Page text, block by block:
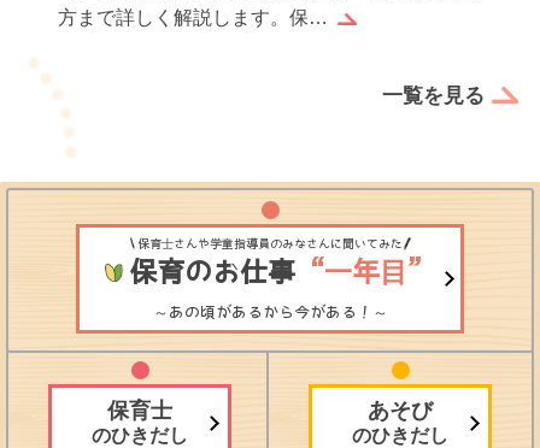
方まで詳しく解説します。保…
一覧を見る
保育士さんや学童指導員のみなさんに聞いてみた
保育のお仕事“一年目”
～あの頃があるから今がある！～
保育士
のひきだし
あそび
のひきだし